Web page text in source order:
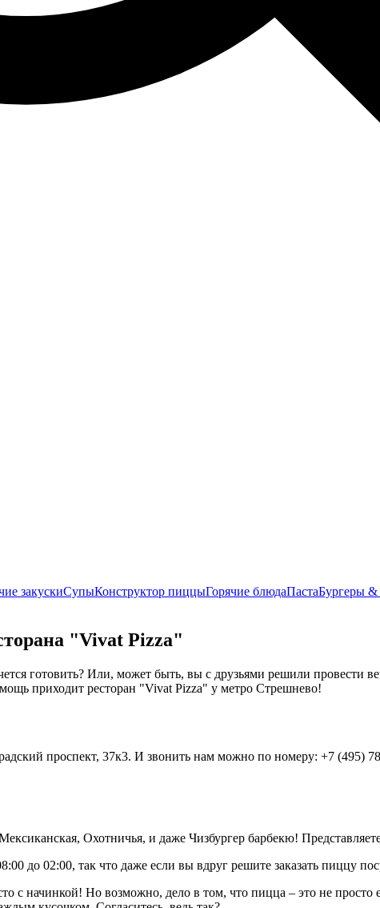
закускиСупыКонструктор пиццыГорячие блюдаПастаБургеры
"Vivat Pizza"
готовить? Или, может быть, вы с друзьями решили провести
приходит ресторан "Vivat Pizza" у метро Стрешнево!
проспект, 37к3. И звонить нам можно по номеру: +7 (495)
Охотничья, и даже Чизбургер барбекю!
до 02:00, так что даже если вы вдруг решите заказать пиццу
с начинкой! Но возможно, дело в том, что пицца – это не